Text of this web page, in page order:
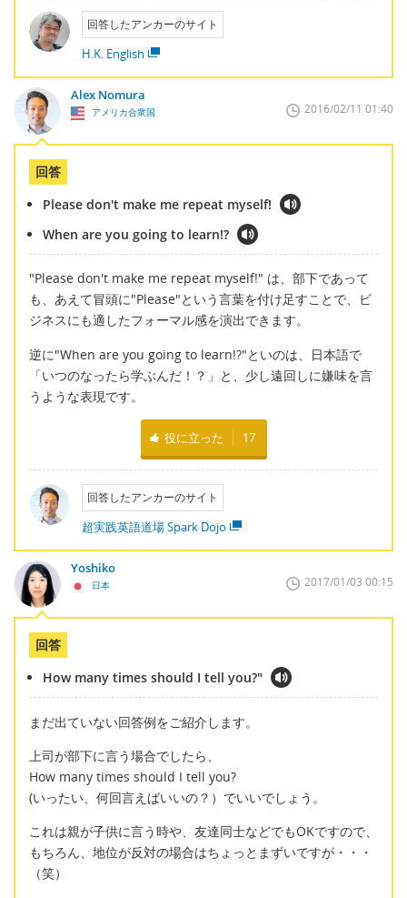
回答したアンカーのサイト
H.K. English
Alex Nomura
アメリカ合衆国 2016/02/11 01:40
回答
Please don't make me repeat myself!
When are you going to learn!?
"Please don't make me repeat myself!" は、部下であって
も、あえて冒頭に"Please"という言葉を付け足すことで、ビ
ジネスにも適したフォーマル感を演出できます。
逆に"When are you going to learn!?"といのは、日本語で
「いつのなったら学ぶんだ！？」と、少し遠回しに嫌味を言
うような表現です。
役に立った 17
回答したアンカーのサイト
超実践英語道場 Spark Dojo
Yoshiko
日本 2017/01/03 00:15
回答
How many times should I tell you?"
まだ出ていない回答例をご紹介します。
上司が部下に言う場合でしたら、
How many times should I tell you?
(いったい、何回言えばいいの？）でいいでしょう。
これは親が子供に言う時や、友達同士などでもOKですので、
もちろん、地位が反対の場合はちょっとまずいですが・・・
（笑）